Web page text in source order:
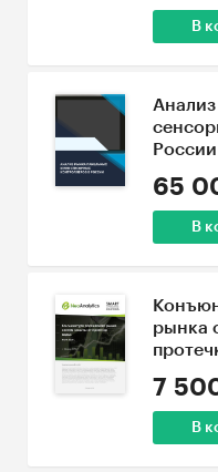
В
России
65
В
рынка
7
В